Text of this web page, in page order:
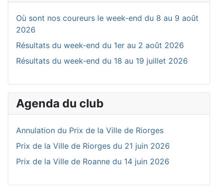
Où sont nos coureurs le week-end du 8 au 9 août
2026
Résultats du week-end du 1er au 2 août 2026
Résultats du week-end du 18 au 19 juillet 2026
Agenda du club
Annulation du Prix de la Ville de Riorges
Prix de la Ville de Riorges du 21 juin 2026
Prix de la Ville de Roanne du 14 juin 2026